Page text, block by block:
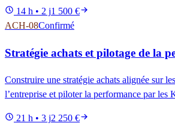
14 h • 2 j1 500 €
ACH-08Confirmé
Stratégie achats et pilotage de la
Construire une stratégie achats alignée sur
l’entreprise et piloter la performance par les
21 h • 3 j2 250 €